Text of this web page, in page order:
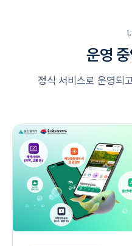
운영
정식 서비스로 운영되